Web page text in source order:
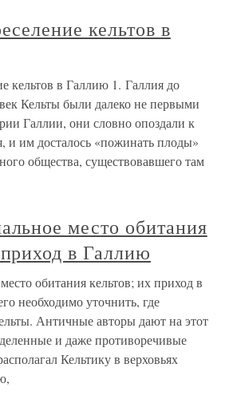
кельтов в
кельтов в Галлию 1. Галлия до
Кельты были далеко не первыми
Галлии, они словно опоздали к
и им досталось «пожинать плоды»
общества, существовавшего там
место обитания
в Галлию
обитания кельтов; их приход в
необходимо уточнить, где
Античные авторы дают на этот
и даже противоречивые
Кельтику в верховьях